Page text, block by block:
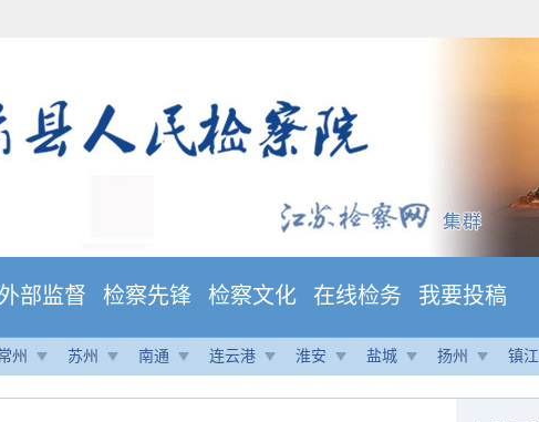
外部监督 检察先锋 检察文化 在线检务 我要投稿
州 苏州 南通 连云港 淮安 盐城 扬州 镇江